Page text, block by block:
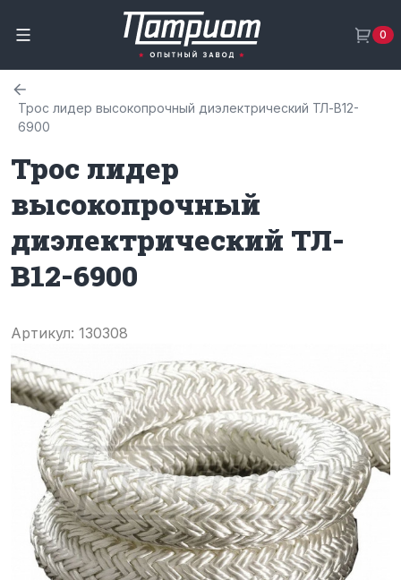
0
Трос лидер высокопрочный диэлектрический ТЛ-В12-
6900
Трос лидер
высокопрочный
диэлектрический ТЛ-
В12-6900
Артикул: 130308